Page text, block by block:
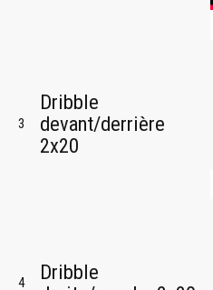
3
Dribble
devant/derrière
2x20
4
Dribble